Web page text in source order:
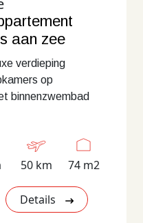
aan zee
verdieping
op
binnenzwembad
50 km 74 m2
Details